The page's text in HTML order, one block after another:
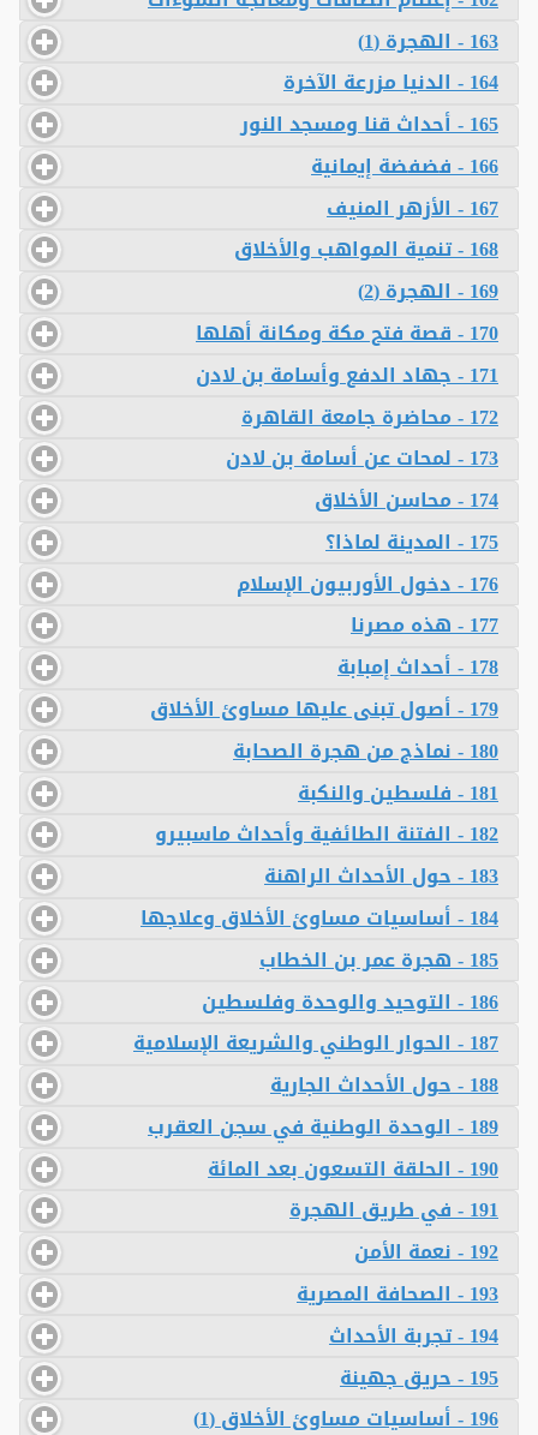
163 - الهجرة (1)
164 - الدنيا مزرعة الآخرة
165 - أحداث قنا ومسجد النور
166 - فضفضة إيمانية
167 - الأزهر المنيف
168 - تنمية المواهب والأخلاق
169 - الهجرة (2)
170 - قصة فتح مكة ومكانة أهلها
171 - جهاد الدفع وأسامة بن لادن
172 - محاضرة جامعة القاهرة
173 - لمحات عن أسامة بن لادن
174 - محاسن الأخلاق
175 - المدينة لماذا؟
176 - دخول الأوربيون الإسلام
177 - هذه مصرنا
178 - أحداث إمبابة
179 - أصول تبنى عليها مساوئ الأخلاق
180 - نماذج من هجرة الصحابة
181 - فلسطين والنكبة
182 - الفتنة الطائفية وأحداث ماسبيرو
183 - حول الأحداث الراهنة
184 - أساسيات مساوئ الأخلاق وعلاجها
185 - هجرة عمر بن الخطاب
186 - التوحيد والوحدة وفلسطين
187 - الحوار الوطني والشريعة الإسلامية
188 - حول الأحداث الجارية
189 - الوحدة الوطنية في سجن العقرب
190 - الحلقة التسعون بعد المائة
191 - في طريق الهجرة
192 - نعمة الأمن
193 - الصحافة المصرية
194 - تجربة الأحداث
195 - حريق جهينة
196 - أساسيات مساوئ الأخلاق (1)